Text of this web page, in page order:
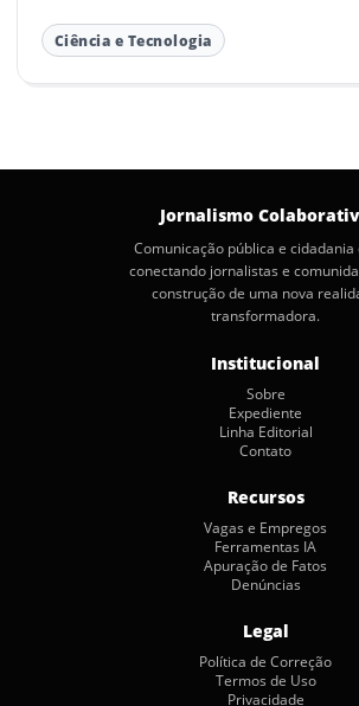
Ciência e Tecnologia
Jornalismo
Comunicação pública e cidadania
conectando jornalistas e
construção de uma nova
transformadora.
Institucional
Sobre
Expediente
Linha Editorial
Contato
Recursos
Vagas e Empregos
Ferramentas IA
Apuração de Fatos
Denúncias
Legal
Política de Correção
Termos de Uso
Privacidade